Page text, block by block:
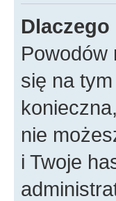
Powodów
się na
nie
i Twoje